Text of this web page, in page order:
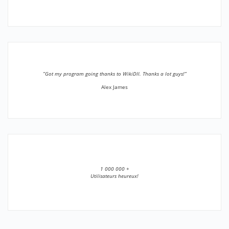
”Got my program going thanks to WikiDll. Thanks a lot guys!”
Alex James
1 000 000 +
Utilisateurs heureux!